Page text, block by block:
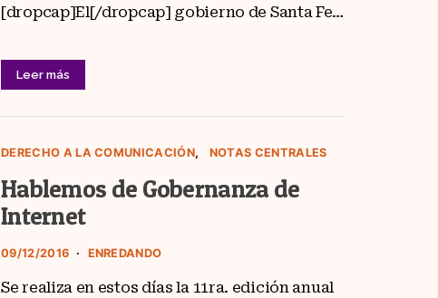
[dropcap]El[/dropcap] gobierno de Santa Fe…
Leer más
DERECHO A LA COMUNICACIÓN NOTAS CENTRALES
Hablemos de Gobernanza de
Internet
09/12/2016 ENREDANDO
Se realiza en estos días la 11ra. edición anual